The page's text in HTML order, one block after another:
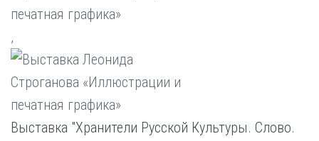
,
Выставка "Хранители Русской Культуры. Слово.